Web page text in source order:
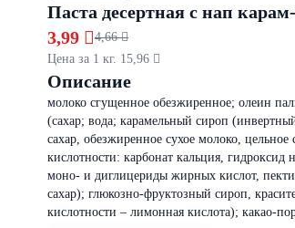
Паста десертная с нап
3,99 4,66 
Цена за 1 кг. 15,96 
Описание
молоко сгущенное обезжиренное; олеин
(сахар; вода; карамельный сироп
сахар, обезжиренное сухое молоко,
кислотности: карбонат кальция,
моно- и диглицериды жирных кислот,
сахар); глюкозно-фруктозный сироп,
кислотности – лимонная кислота); какао-